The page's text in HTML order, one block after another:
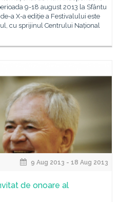
9-18 august 2013 la Sfântu
a X-a ediție a Festivalului este
cu sprijinul Centrului Național
9 Aug 2013 - 18 Aug 2013
de onoare al